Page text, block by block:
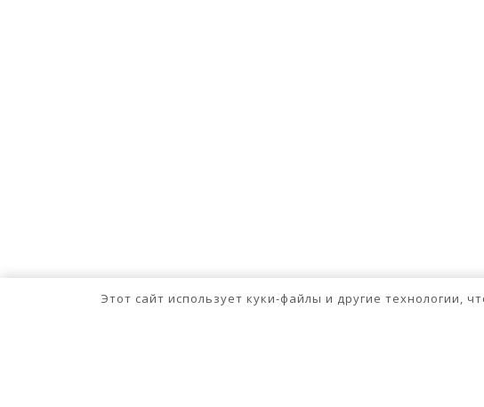
Этот сайт использует куки-файлы и другие технологии,